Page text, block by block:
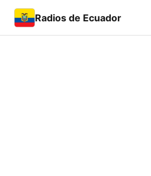
Radios de Ecuador